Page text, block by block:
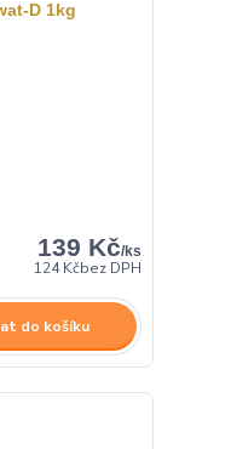
139 Kč/ks
124 Kčbez DPH
do košíku